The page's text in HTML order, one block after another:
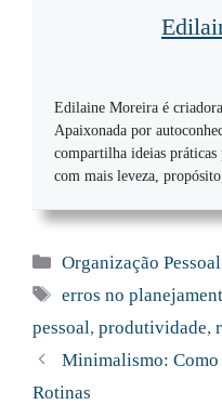
Edilaine Moreira é
Apaixonada por
compartilha ideias práticas
com mais leveza,
Categorias
Organização Pessoal
Tags
erros no
pessoal, produtividade,
Minimalismo: Como
Rotinas